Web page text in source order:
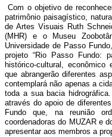
Com o objetivo de
patrimônio paisagístico,
de Artes Visuais Ruth
(MHR) e o Museu
Universidade de Passo
projeto “Rio Passo Fundo:
histórico-cultural,
que abrangerão diferentes
contemplará não apenas a
toda a sua bacia
através do apoio de
Fundo que, na reunião
coordenadoras do MUZAR e
apresentar aos membros a